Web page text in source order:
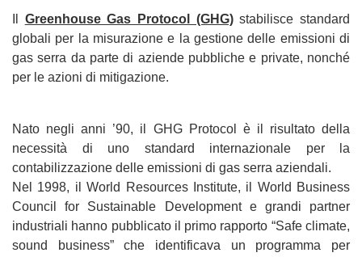
Greenhouse Gas Protocol (GHG)stabilisce standard
globali per la misurazione e la gestione delle emissioni di
gas serra da parte di aziende pubbliche e private, nonché
per le azioni di mitigazione.
Nato negli anni ’90, il GHG Protocol è il risultato della
necessità di uno standard internazionale per la
contabilizzazione delle emissioni di gas serra aziendali.
Nel 1998, il World Resources Institute, il World Business
Council for Sustainable Development e grandi partner
industriali hanno pubblicato il primo rapporto “Safe climate,
sound business” che identificava un programma per